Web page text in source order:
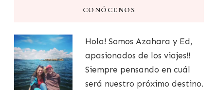
CONÓCENOS
Hola! Somos Azahara y Ed,
apasionados de los viajes!!
Siempre pensando en cuál
será nuestro próximo destino.